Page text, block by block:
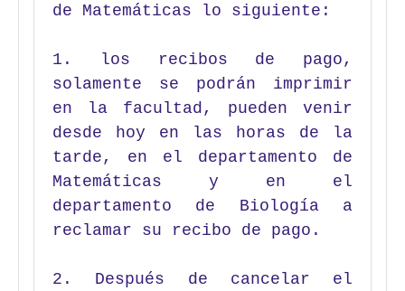
de Matemáticas lo siguiente:
1. los recibos de pago,
solamente se podrán imprimir
en la facultad, pueden venir
desde hoy en las horas de la
tarde, en el departamento de
Matemáticas y en el
departamento de Biología a
reclamar su recibo de pago.
2. Después de cancelar el